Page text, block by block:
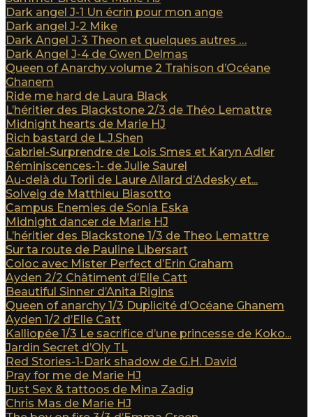
Dark angel J-1 Un écrin pour mon ange
Dark angel J-2 Mike
Dark Angel J-3 Theon et quelques autres …
Dark Angel J-4 de Gwen Delmas
Queen of Anarchy volume 2 Trahison d’Océane
Ghanem
Ride me hard de Laura Black
L’héritier des Blackstone 2/3 de Théo Lemattre
Midnight hearts de Marie HJ
Rich bastard de L.J.Shen
Gabriel-Surprendre de Lois Smes et Karyn Adler
Réminiscences-1- de Julie Saurel
Au-delà du Torii de Laure Allard d’Adesky et...
Solveig de Matthieu Biasotto
Campus Enemies de Sonia Eska
Midnight dancer de Marie HJ
L’héritier des Blackstone 1/3 de Theo Lemattre
Sur ta route de Pauline Libersart
Coloc avec Mister Perfect d’Erin Graham
Ayden 2/2 Châtiment d’Elle Catt
Beautiful Sinner d’Anita Rigins
Queen of anarchy 1/3 Duplicité d’Océane Ghanem
Ayden 1/2 d’Elle Catt
Kalliopée 1/3 Le sacrifice d’une princesse de Koko...
Jardin Secret d’Oly TL
Red Stories-1-Dark shadow de G.H. David
Pray for me de Marie HJ
Just Sex & tattoos de Mina Zadig
Chris Mas de Marie HJ